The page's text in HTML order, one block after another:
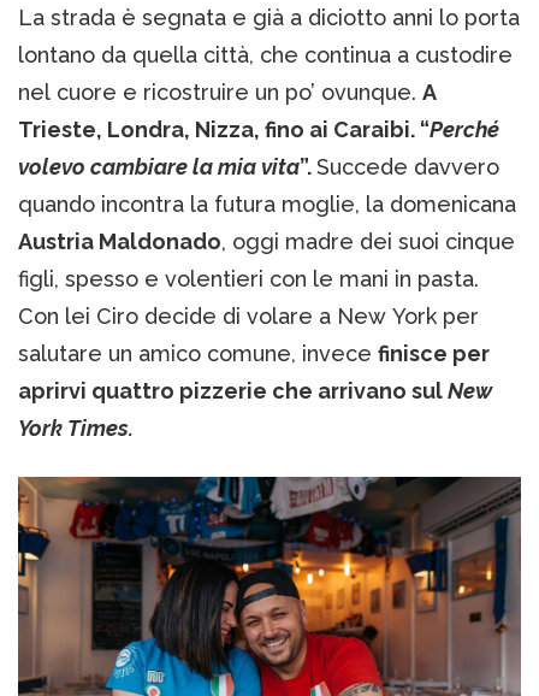
La strada è segnata e già a diciotto anni lo porta
lontano da quella città, che continua a custodire
nel cuore e ricostruire un po’ ovunque. A
Trieste, Londra, Nizza, fino ai Caraibi. “Perché
volevo cambiare la mia vita”.Succede davvero
quando incontra la futura moglie, la domenicana
Austria Maldonado, oggi madre dei suoi cinque
figli, spesso e volentieri con le mani in pasta.
Con lei Ciro decide di volare a New York per
salutare un amico comune, invece finisce per
aprirvi quattro pizzerie che arrivano sulNew
York Times.